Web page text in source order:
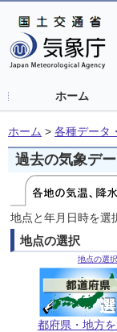
ホーム
ホーム > 各種データ
過去の気象デ
地点と年月日時を選
地点の選択
地点の選
都府県・地方